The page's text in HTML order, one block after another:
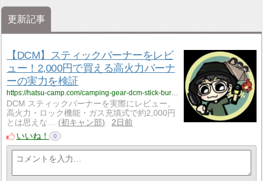
更新記事
【DCM】スティックバーナーをレビ
ュー！2,000円で買える高火力バーナ
ーの実力を検証
https://hatsu-camp.com/camping-gear-dcm-stick-burner
DCM スティックバーナーを実際にレビュー。
高火力・ロック機能・ガス充填式で約2,000円
とは思えな…
初キャン部
2日前
いいね！
0